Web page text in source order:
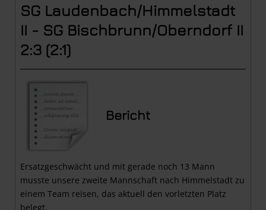
SG Laudenbach/Himmelstadt
II - SG Bischbrunn/Oberndorf II
2:3 (2:1)
Bericht
Ersatzgeschwächt und mit gerade noch 13 Mann
musste unsere zweite Mannschaft nach Himmelstadt zu
einem Team reisen, das aktuell den vorletzten Platz
belegt.